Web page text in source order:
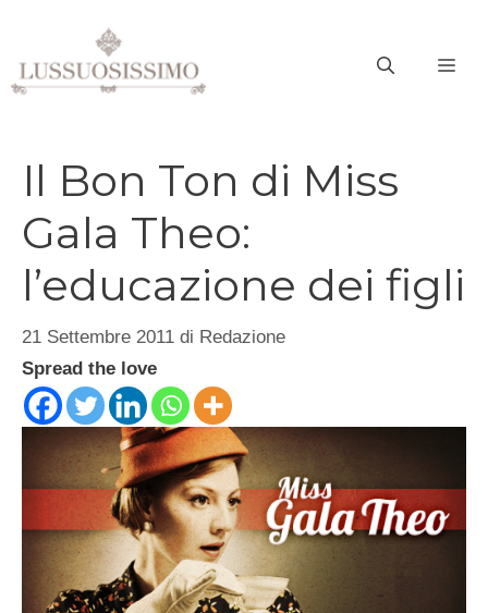
contenuto
Il Bon Ton di Miss
Gala Theo:
l’educazione dei figli
21 Settembre 2011 di Redazione
Spread the love